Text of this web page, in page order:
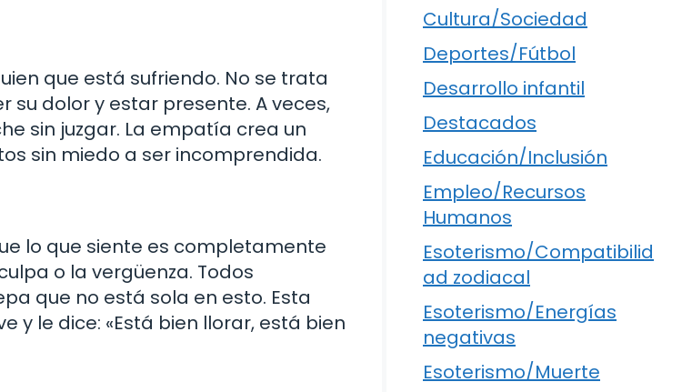
que está sufriendo. No se trata
dolor y estar presente. A veces,
sin juzgar. La empatía crea un
sin miedo a ser incomprendida.
lo que siente es completamente
o la vergüenza. Todos
que no está sola en esto. Esta
y le dice: «Está bien llorar, está bien
Cultura/Sociedad
Deportes/Fútbol
Desarrollo infantil
Destacados
Educación/Inclusión
Empleo/Recursos
Humanos
Esoterismo/Compatibilid
ad zodiacal
Esoterismo/Energías
negativas
Esoterismo/Muerte